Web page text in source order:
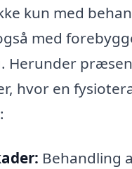
kun med
med
Herunder
hvor en
Behandling